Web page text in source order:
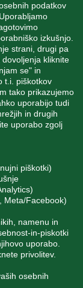
podatkov
izkušnjo.
strani, drugi pa
kliknite
se" in
t.i. piškotkov
tako prikazujemo
uporabijo tudi
in drugih
uporabo zgolj
piškotki)
Meta/Facebook)
namenu in
in-piskotki
uporabo.
privolitev.
osebnih
na naši
neustrezne